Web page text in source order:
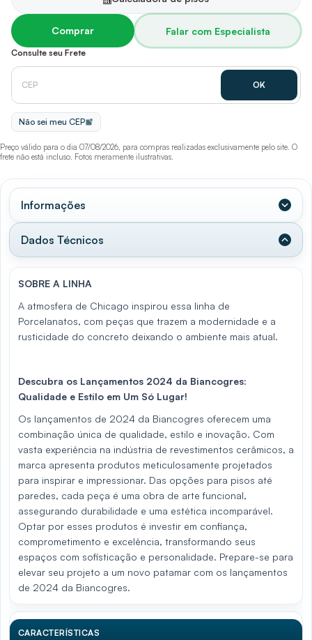
Comprar Falar com Especialista
Consulte seu Frete
Não sei meu CEP
Preço válido para o dia 07/08/2026, para compras realizadas exclusivamente pelo site. O
frete não está incluso. Fotos meramente ilustrativas.
Informações
Dados Técnicos
SOBRE A LINHA
A atmosfera de Chicago inspirou essa linha de
Porcelanatos, com peças que trazem a modernidade e a
rusticidade do concreto deixando o ambiente mais atual.
Descubra os Lançamentos 2024 da Biancogres:
Qualidade e Estilo em Um Só Lugar!
Os lançamentos de 2024 da Biancogres oferecem uma
combinação única de qualidade, estilo e inovação. Com
vasta experiência na indústria de revestimentos cerâmicos, a
marca apresenta produtos meticulosamente projetados
para inspirar e impressionar. Das opções para pisos até
paredes, cada peça é uma obra de arte funcional,
assegurando durabilidade e uma estética incomparável.
Optar por esses produtos é investir em confiança,
comprometimento e excelência, transformando seus
espaços com sofisticação e personalidade. Prepare-se para
elevar seu projeto a um novo patamar com os lançamentos
de 2024 da Biancogres.
CARACTERÍSTICAS